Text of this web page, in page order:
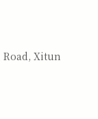
Road, Xitun